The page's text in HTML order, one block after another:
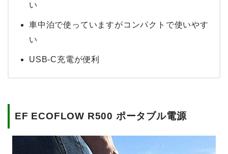
い
車中泊で使っていますがコンパクトで使いやす
い
USB-C充電が便利
EF ECOFLOW R500 ポータブル電源